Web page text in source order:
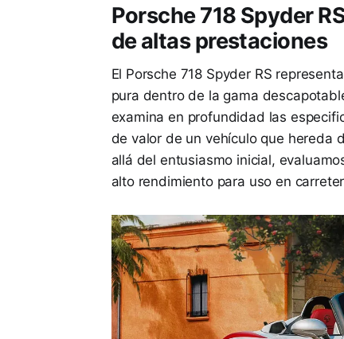
Porsche 718 Spyder
de altas prestaciones
El Porsche 718 Spyder RS
pura dentro de la gama
examina en profundidad las
de valor de un vehículo que hereda
allá del entusiasmo inicial,
alto rendimiento para uso en